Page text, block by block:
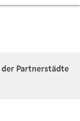
Partnerstädte